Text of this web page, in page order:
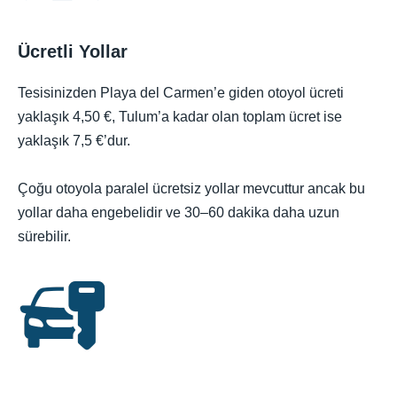
Ücretli Yollar
Tesisinizden Playa del Carmen’e giden otoyol ücreti
yaklaşık 4,50 €, Tulum’a kadar olan toplam ücret ise
yaklaşık 7,5 €’dur.
Çoğu otoyola paralel ücretsiz yollar mevcuttur ancak bu
yollar daha engebelidir ve 30–60 dakika daha uzun
sürebilir.